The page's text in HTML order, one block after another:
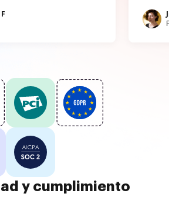
y cumplimiento